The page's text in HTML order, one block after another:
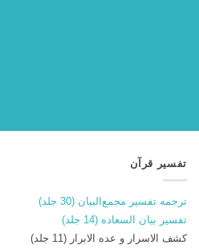
تفسیر قرآن
ترجمه تفسیر مجمع‌البیان (30 جلد)
تفسیر بیان السعاده (14 جلد)
کشف الاسرار و عده الابرار (11 جلد)